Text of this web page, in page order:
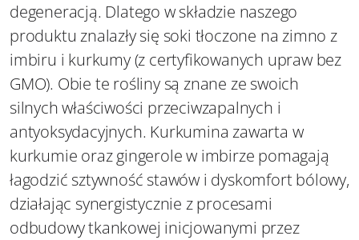
degeneracją. Dlatego w składzie naszego
produktu znalazły się soki tłoczone na zimno z
imbiru i kurkumy (z certyfikowanych upraw bez
GMO). Obie te rośliny są znane ze swoich
silnych właściwości przeciwzapalnych i
antyoksydacyjnych. Kurkumina zawarta w
kurkumie oraz gingerole w imbirze pomagają
łagodzić sztywność stawów i dyskomfort bólowy,
działając synergistycznie z procesami
odbudowy tkankowej inicjowanymi przez